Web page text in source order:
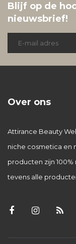
Blijf op de
nieuwsbrief!
Over ons
Attirance Beauty
niche cosmetica en
producten zijn
tevens alle